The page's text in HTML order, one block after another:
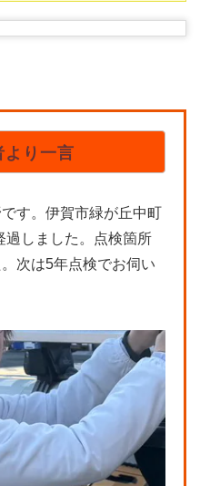
より一言
す。伊賀市緑が丘中町
過しました。点検箇所
次は5年点検でお伺い